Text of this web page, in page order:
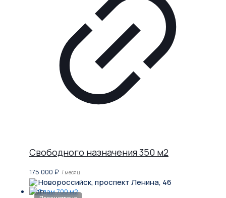
Свободного назначения 350 м2
175 000 ₽ / месяц
Новороссийск, проспект Ленина, 46